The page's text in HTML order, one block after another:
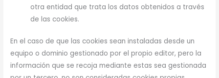
otra entidad que trata los datos obtenidos a través
de las cookies.
En el caso de que las cookies sean instaladas desde un
equipo o dominio gestionado por el propio editor, pero la
información que se recoja mediante estas sea gestionada